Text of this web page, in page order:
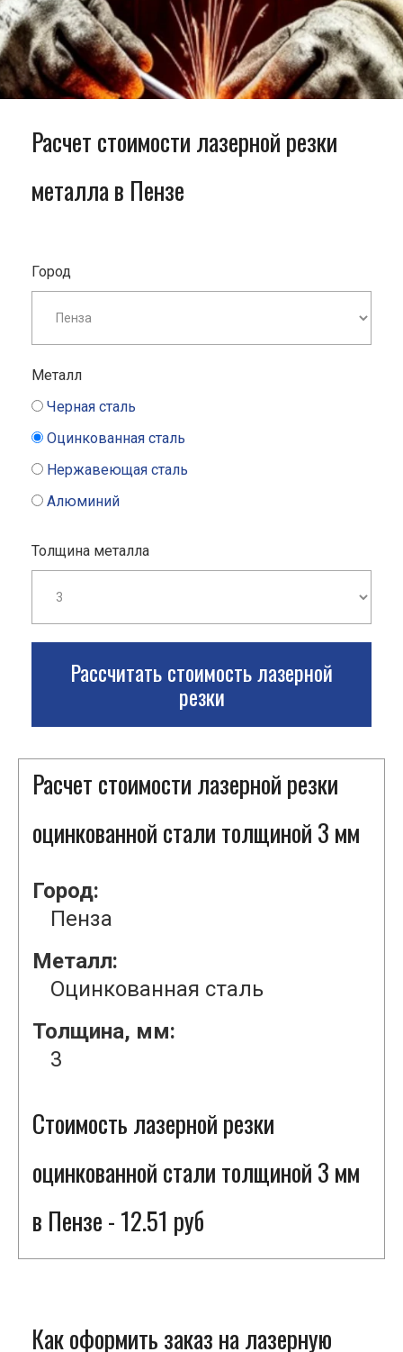
Расчет стоимости лазерной резки
металла в Пензе
Город
Металл
Черная сталь
Оцинкованная сталь
Нержавеющая сталь
Алюминий
Толщина металла
Рассчитать стоимость лазерной
резки
Расчет стоимости лазерной резки
оцинкованной стали толщиной 3 мм
Город:
Пенза
Металл:
Оцинкованная сталь
Толщина, мм:
3
Стоимость лазерной резки
оцинкованной стали толщиной 3 мм
в Пензе - 12.51 руб
Как оформить заказ на лазерную